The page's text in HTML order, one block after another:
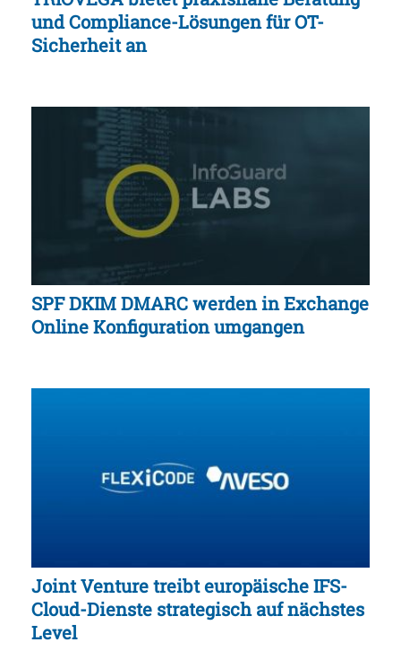
und Compliance-Lösungen für OT-
Sicherheit an
SPF DKIM DMARC werden in Exchange
Online Konfiguration umgangen
Joint Venture treibt europäische IFS-
Cloud-Dienste strategisch auf nächstes
Level